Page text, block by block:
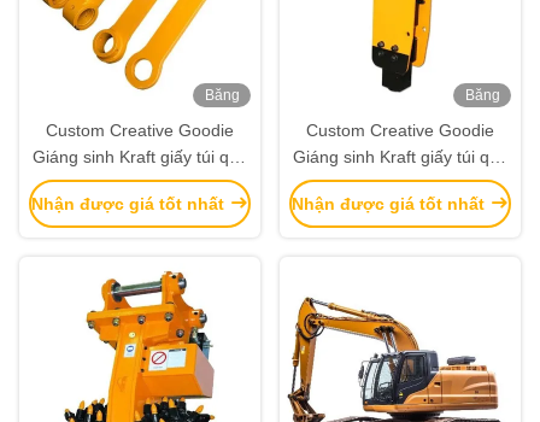
Băng
Custom Creative Goodie
Giáng sinh Kraft giấy túi quà
với logo của riêng bạn cho
Xmas Party trang trí
Nhận được giá tốt nhất
Băng
Custom Creative Goodie
Giáng sinh Kraft giấy túi quà
với logo của riêng bạn cho
Xmas Party trang trí
Nhận được giá tốt nhất